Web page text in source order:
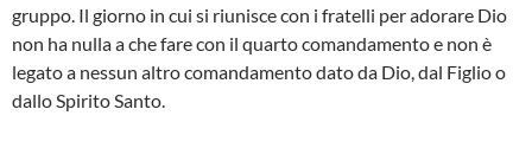
gruppo. Il giorno in cui si riunisce con i fratelli per adorare Dio
non ha nulla a che fare con il quarto comandamento e non è
legato a nessun altro comandamento dato da Dio, dal Figlio o
dallo Spirito Santo.